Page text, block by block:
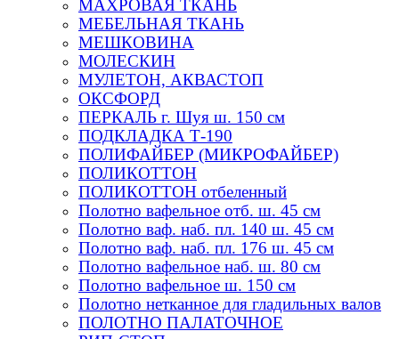
МАХРОВАЯ ТКАНЬ
МЕБЕЛЬНАЯ ТКАНЬ
МЕШКОВИНА
МОЛЕСКИН
МУЛЕТОН, АКВАСТОП
ОКСФОРД
ПЕРКАЛЬ г. Шуя ш. 150 см
ПОДКЛАДКА Т-190
ПОЛИФАЙБЕР (МИКРОФАЙБЕР)
ПОЛИКОТТОН
ПОЛИКОТТОН отбеленный
Полотно вафельное отб. ш. 45 см
Полотно ваф. наб. пл. 140 ш. 45 см
Полотно ваф. наб. пл. 176 ш. 45 см
Полотно вафельное наб. ш. 80 см
Полотно вафельное ш. 150 см
Полотно нетканное для гладильных валов
ПОЛОТНО ПАЛАТОЧНОЕ